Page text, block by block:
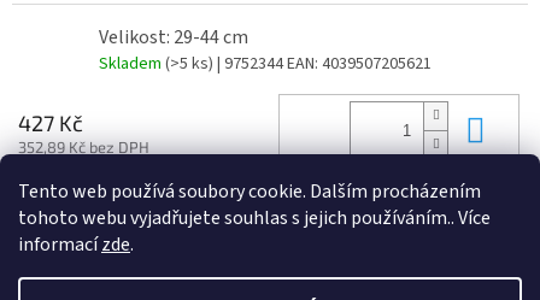
Tento web používá soubory cookie. Dalším procházením
tohoto webu vyjadřujete souhlas s jejich používáním.. Více
informacízde.
Velikost: 29-44 cm
Skladem (>5 ks) | 9752344EAN: 4039507205621
427 Kč
352,89 Kč bez DPH